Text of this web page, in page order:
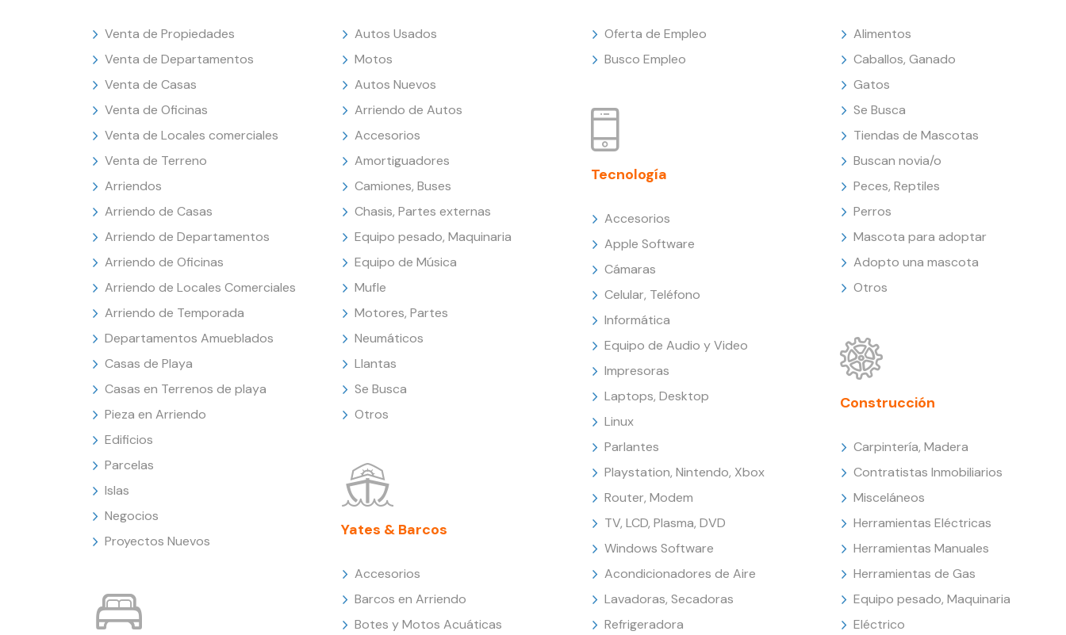
Venta de Propiedades
Venta de Departamentos
Venta de Casas
Venta de Oficinas
Venta de Locales comerciales
Venta de Terreno
Arriendos
Arriendo de Casas
Arriendo de Departamentos
Arriendo de Oficinas
Arriendo de Locales Comerciales
Arriendo de Temporada
Departamentos Amueblados
Casas de Playa
Casas en Terrenos de playa
Pieza en Arriendo
Edificios
Parcelas
Islas
Negocios
Proyectos Nuevos
Autos Usados
Motos
Autos Nuevos
Arriendo de Autos
Accesorios
Amortiguadores
Camiones, Buses
Chasis, Partes externas
Equipo pesado, Maquinaria
Equipo de Música
Mufle
Motores, Partes
Neumáticos
Llantas
Se Busca
Otros
Yates & Barcos
Accesorios
Barcos en Arriendo
Botes y Motos Acuáticas
Oferta de Empleo
Busco Empleo
Tecnología
Accesorios
Apple Software
Cámaras
Celular, Teléfono
Informática
Equipo de Audio y Video
Impresoras
Laptops, Desktop
Linux
Parlantes
Playstation, Nintendo, Xbox
Router, Modem
TV, LCD, Plasma, DVD
Windows Software
Acondicionadores de Aire
Lavadoras, Secadoras
Refrigeradora
Alimentos
Caballos, Ganado
Gatos
Se Busca
Tiendas de Mascotas
Buscan novia/o
Peces, Reptiles
Perros
Mascota para adoptar
Adopto una mascota
Otros
Construcción
Carpintería, Madera
Contratistas Inmobiliarios
Misceláneos
Herramientas Eléctricas
Herramientas Manuales
Herramientas de Gas
Equipo pesado, Maquinaria
Eléctrico